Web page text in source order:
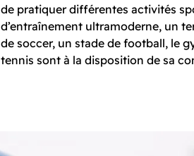
de pratiquer différentes activités
d’entraînement ultramoderne, un
de soccer, un stade de football, le
tennis sont à la disposition de sa